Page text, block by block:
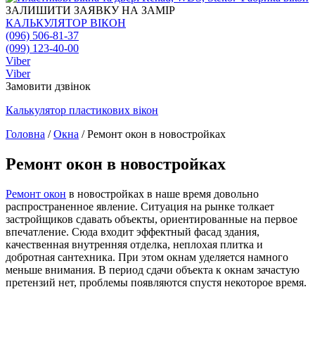
ЗАЛИШИТИ ЗАЯВКУ НА ЗАМІР
КАЛЬКУЛЯТОР ВІКОН
(096) 506-81-37
(099) 123-40-00
Viber
Viber
Замовити дзвінок
Калькулятор пластикових вікон
Головна /Окна /Ремонт окон в новостройках
Ремонт окон в новостройках
Ремонт окон в новостройках в наше время довольно
распространенное явление. Ситуация на рынке толкает
застройщиков сдавать объекты, ориентированные на первое
впечатление. Сюда входит эффектный фасад здания,
качественная внутренняя отделка, неплохая плитка и
добротная сантехника. При этом окнам уделяется намного
меньше внимания. В период сдачи объекта к окнам зачастую
претензий нет, проблемы появляются спустя некоторое время.